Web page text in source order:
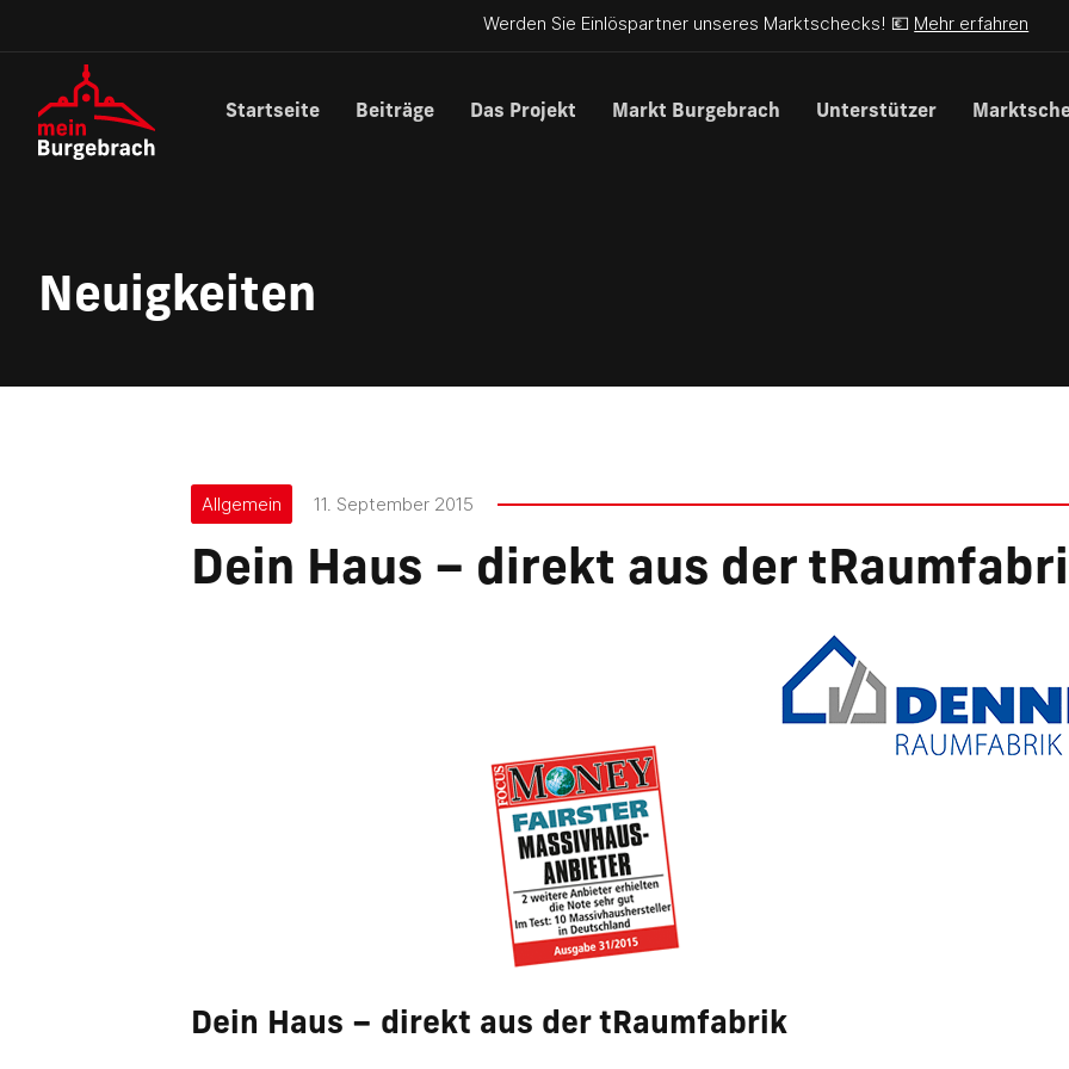
Werden Sie Einlöspartner unseres Marktschecks! 💶 Mehr erfahren
Startseite Beiträge Das Projekt Markt Burgebrach Unterstützer
Neuigkeiten
Allgemein 11. September 2015
Dein Haus – direkt aus der
Dein Haus – direkt aus der tRaumfabrik